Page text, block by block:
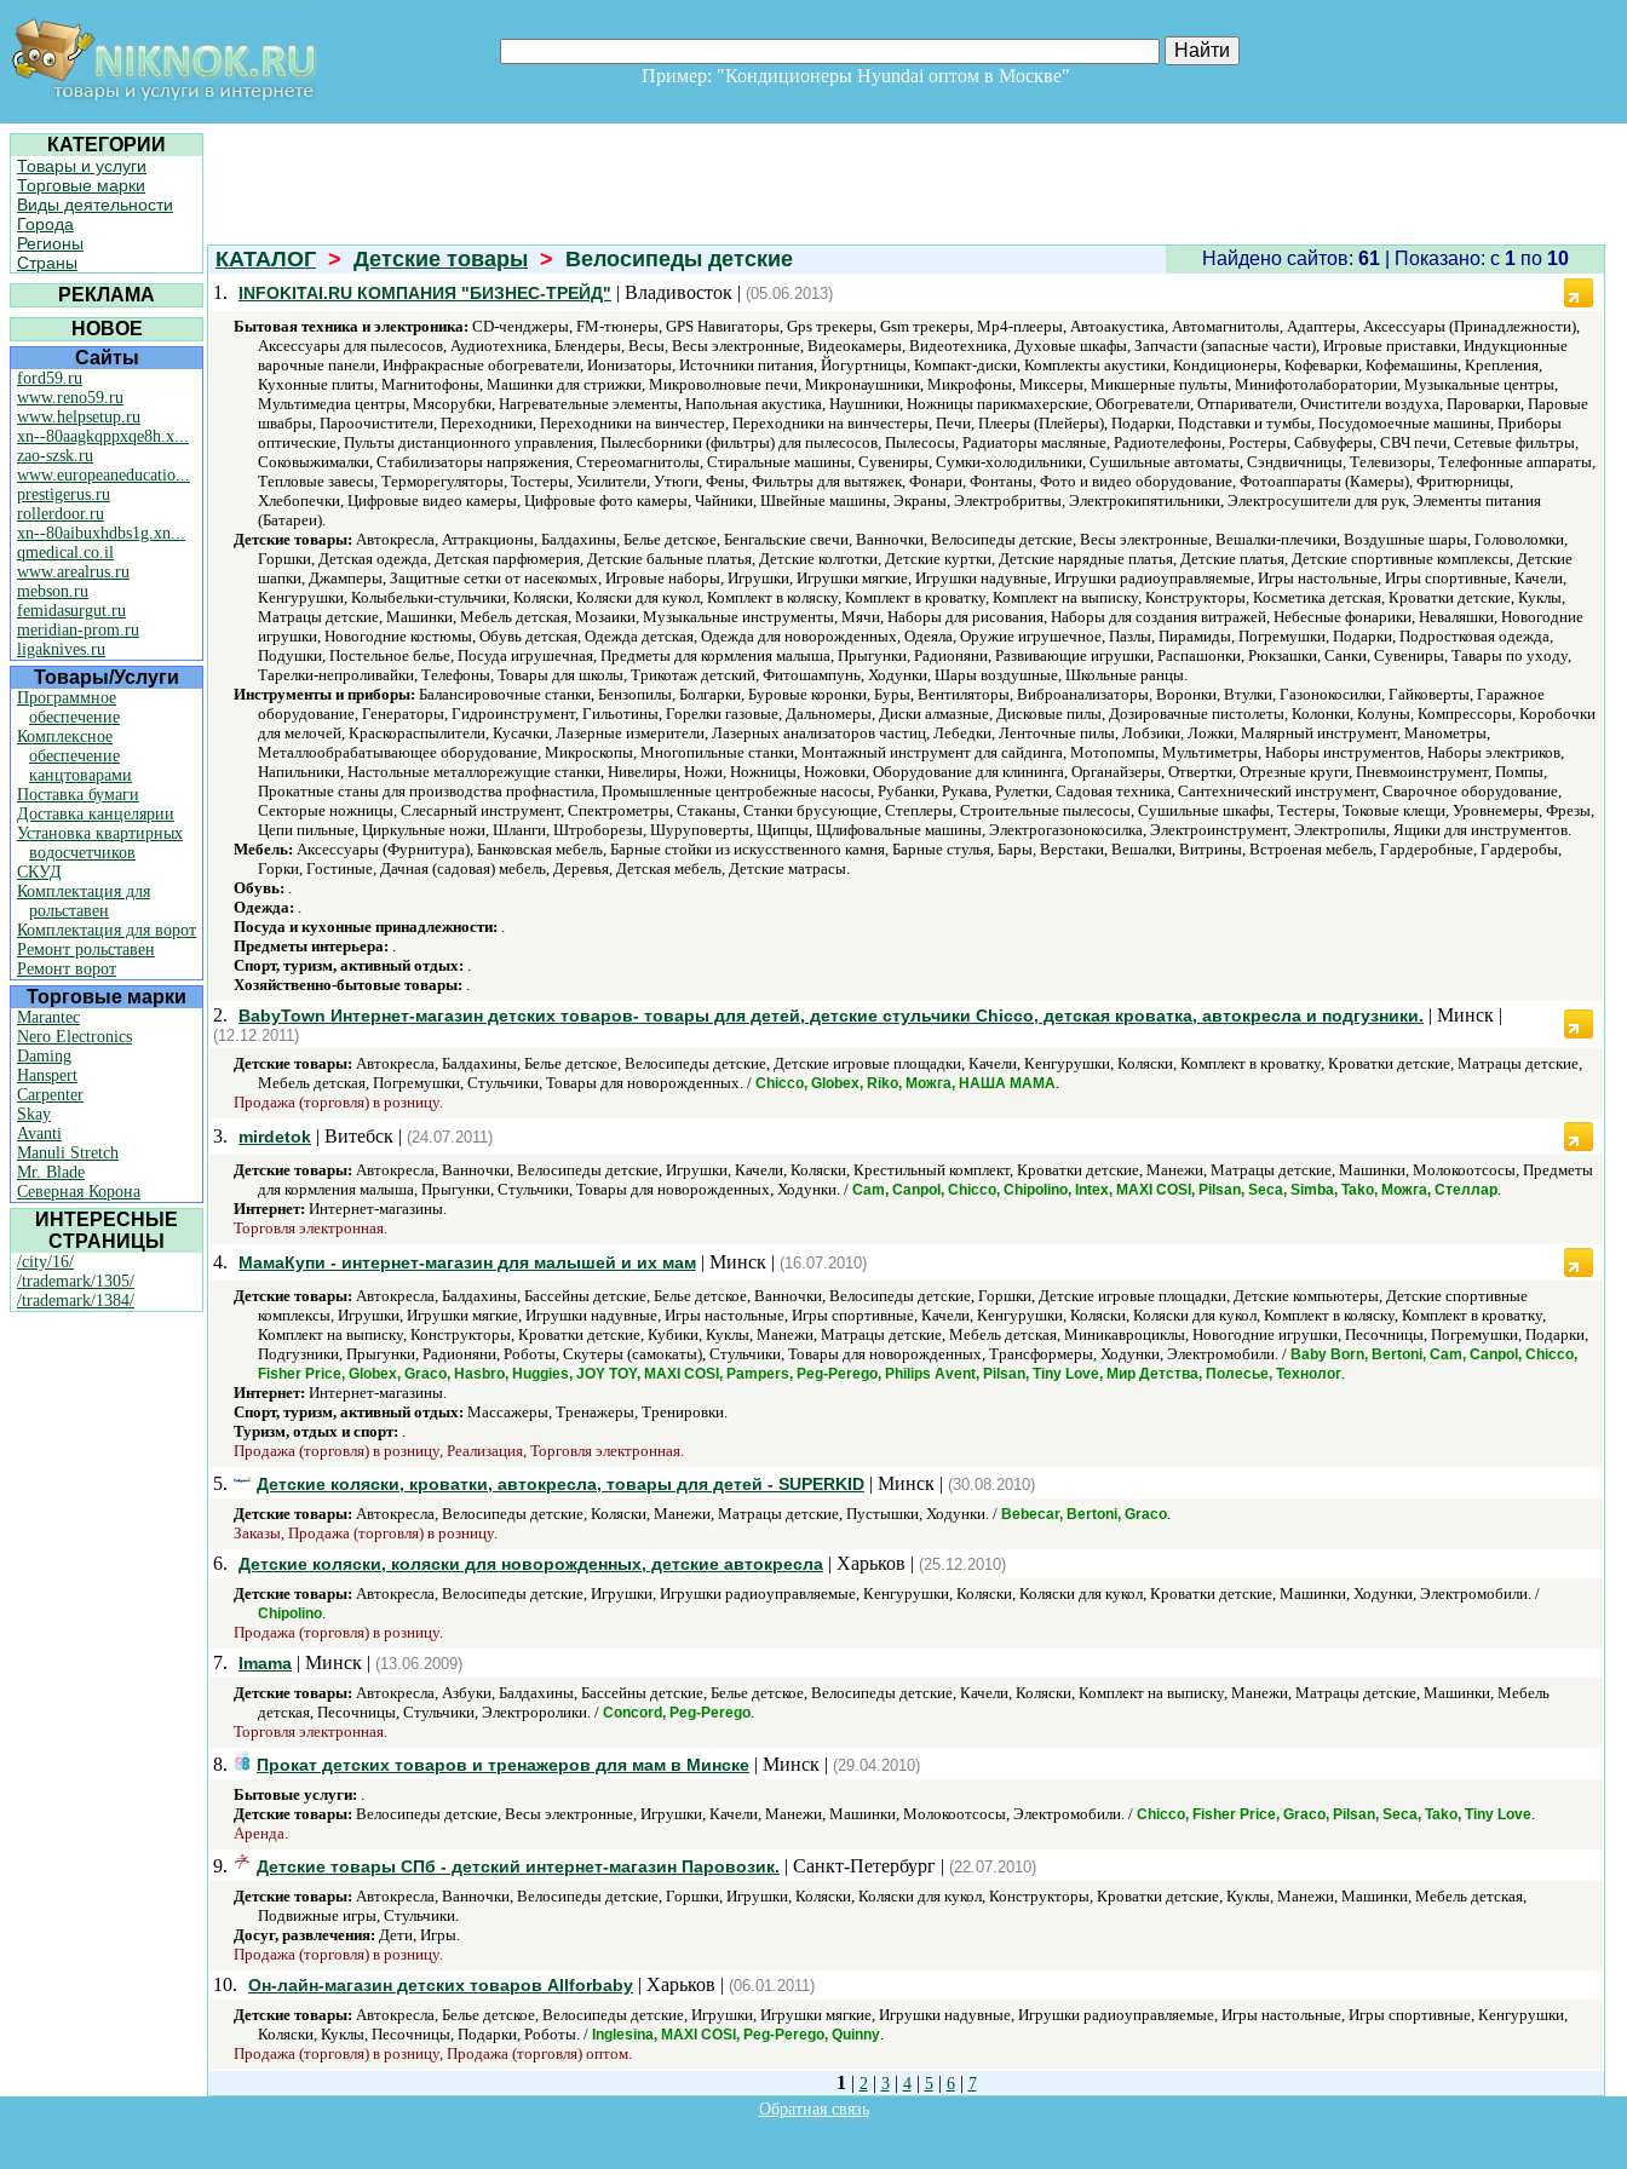
Пример: "Кондиционеры Hyundai оптом в Москве"
КАТЕГОРИИ
Товары и услуги
Торговые марки
Виды деятельности
Города
Регионы
Страны
РЕКЛАМА
НОВОЕ
Сайты
ford59.ru
www.reno59.ru
www.helpsetup.ru
xn--80aagkqppxqe8h.x...
zao-szsk.ru
www.europeaneducatio...
prestigerus.ru
rollerdoor.ru
xn--80aibuxhdbs1g.xn...
qmedical.co.il
www.arealrus.ru
mebson.ru
femidasurgut.ru
meridian-prom.ru
ligaknives.ru
Товары/Услуги
Программное
обеспечение
Комплексное
обеспечение
канцтоварами
Поставка бумаги
Доставка канцелярии
Установка квартирных
водосчетчиков
СКУД
Комплектация для
рольставен
Комплектация для ворот
Ремонт рольставен
Ремонт ворот
Торговые марки
Marantec
Nero Electronics
Daming
Hanspert
Carpenter
Skay
Avanti
Manuli Stretch
Mr. Blade
Северная Корона
ИНТЕРЕСНЫЕ
СТРАНИЦЫ
/city/16/
/trademark/1305/
/trademark/1384/
КАТАЛОГ > Детские товары > Велосипеды детские Найдено сайтов: 61| Показано: c 1по 10
1.
INFOKITAI.RU КОМПАНИЯ "БИЗНЕС-ТРЕЙД" | Владивосток | (05.06.2013)
Бытовая техника и электроника: CD-ченджеры, FM-тюнеры, GPS Навигаторы, Gps трекеры, Gsm трекеры, Mp4-плееры, Автоакустика, Автомагнитолы, Адаптеры, Аксессуары (Принадлежности),
Аксессуары для пылесосов, Аудиотехника, Блендеры, Весы, Весы электронные, Видеокамеры, Видеотехника, Духовые шкафы, Запчасти (запасные части), Игровые приставки, Индукционные
варочные панели, Инфракрасные обогреватели, Ионизаторы, Источники питания, Йогуртницы, Компакт-диски, Комплекты акустики, Кондиционеры, Кофеварки, Кофемашины, Крепления,
Кухонные плиты, Магнитофоны, Машинки для стрижки, Микроволновые печи, Микронаушники, Микрофоны, Миксеры, Микшерные пульты, Минифотолаборатории, Музыкальные центры,
Мультимедиа центры, Мясорубки, Нагревательные элементы, Напольная акустика, Наушники, Ножницы парикмахерские, Обогреватели, Отпариватели, Очистители воздуха, Пароварки, Паровые
швабры, Пароочистители, Переходники, Переходники на винчестер, Переходники на винчестеры, Печи, Плееры (Плейеры), Подарки, Подставки и тумбы, Посудомоечные машины, Приборы
оптические, Пульты дистанционного управления, Пылесборники (фильтры) для пылесосов, Пылесосы, Радиаторы масляные, Радиотелефоны, Ростеры, Сабвуферы, СВЧ печи, Сетевые фильтры,
Соковыжималки, Стабилизаторы напряжения, Стереомагнитолы, Стиральные машины, Сувениры, Сумки-холодильники, Сушильные автоматы, Сэндвичницы, Телевизоры, Телефонные аппараты,
Тепловые завесы, Терморегуляторы, Тостеры, Усилители, Утюги, Фены, Фильтры для вытяжек, Фонари, Фонтаны, Фото и видео оборудование, Фотоаппараты (Камеры), Фритюрницы,
Хлебопечки, Цифровые видео камеры, Цифровые фото камеры, Чайники, Швейные машины, Экраны, Электробритвы, Электрокипятильники, Электросушители для рук, Элементы питания
(Батареи).
Детские товары: Автокресла, Аттракционы, Балдахины, Белье детское, Бенгальские свечи, Ванночки, Велосипеды детские, Весы электронные, Вешалки-плечики, Воздушные шары, Головоломки,
Горшки, Детская одежда, Детская парфюмерия, Детские бальные платья, Детские колготки, Детские куртки, Детские нарядные платья, Детские платья, Детские спортивные комплексы, Детские
шапки, Джамперы, Защитные сетки от насекомых, Игровые наборы, Игрушки, Игрушки мягкие, Игрушки надувные, Игрушки радиоуправляемые, Игры настольные, Игры спортивные, Качели,
Кенгурушки, Колыбельки-стульчики, Коляски, Коляски для кукол, Комплект в коляску, Комплект в кроватку, Комплект на выписку, Конструкторы, Косметика детская, Кроватки детские, Куклы,
Матрацы детские, Машинки, Мебель детская, Мозаики, Музыкальные инструменты, Мячи, Наборы для рисования, Наборы для создания витражей, Небесные фонарики, Неваляшки, Новогодние
игрушки, Новогодние костюмы, Обувь детская, Одежда детская, Одежда для новорожденных, Одеяла, Оружие игрушечное, Пазлы, Пирамиды, Погремушки, Подарки, Подростковая одежда,
Подушки, Постельное белье, Посуда игрушечная, Предметы для кормления малыша, Прыгунки, Радионяни, Развивающие игрушки, Распашонки, Рюкзашки, Санки, Сувениры, Тавары по уходу,
Тарелки-непроливайки, Телефоны, Товары для школы, Трикотаж детский, Фитошампунь, Ходунки, Шары воздушные, Школьные ранцы.
Инструменты и приборы: Балансировочные станки, Бензопилы, Болгарки, Буровые коронки, Буры, Вентиляторы, Виброанализаторы, Воронки, Втулки, Газонокосилки, Гайковерты, Гаражное
оборудование, Генераторы, Гидроинструмент, Гильотины, Горелки газовые, Дальномеры, Диски алмазные, Дисковые пилы, Дозировачные пистолеты, Колонки, Колуны, Компрессоры, Коробочки
для мелочей, Краскораспылители, Кусачки, Лазерные измерители, Лазерных анализаторов частиц, Лебедки, Ленточные пилы, Лобзики, Ложки, Малярный инструмент, Манометры,
Металлообрабатывающее оборудование, Микроскопы, Многопильные станки, Монтажный инструмент для сайдинга, Мотопомпы, Мультиметры, Наборы инструментов, Наборы электриков,
Напильники, Настольные металлорежущие станки, Нивелиры, Ножи, Ножницы, Ножовки, Оборудование для клининга, Органайзеры, Отвертки, Отрезные круги, Пневмоинструмент, Помпы,
Прокатные станы для производства профнастила, Промышленные центробежные насосы, Рубанки, Рукава, Рулетки, Садовая техника, Сантехнический инструмент, Сварочное оборудование,
Секторые ножницы, Слесарный инструмент, Спектрометры, Стаканы, Станки брусующие, Степлеры, Строительные пылесосы, Сушильные шкафы, Тестеры, Токовые клещи, Уровнемеры, Фрезы,
Цепи пильные, Циркульные ножи, Шланги, Штроборезы, Шуруповерты, Щипцы, Щлифовальные машины, Электрогазонокосилка, Электроинструмент, Электропилы, Ящики для инструментов.
Мебель: Аксессуары (Фурнитура), Банковская мебель, Барные стойки из искусственного камня, Барные стулья, Бары, Верстаки, Вешалки, Витрины, Встроеная мебель, Гардеробные, Гардеробы,
Горки, Гостиные, Дачная (садовая) мебель, Деревья, Детская мебель, Детские матрасы.
Обувь: .
Одежда: .
Посуда и кухонные принадлежности: .
Предметы интерьера: .
Спорт, туризм, активный отдых: .
Хозяйственно-бытовые товары: .
2. BabyTown Интернет-магазин детских товаров- товары для детей, детские стульчики Chicco, детская кроватка, автокресла и подгузники. | Минск |
(12.12.2011)
Детские товары: Автокресла, Балдахины, Белье детское, Велосипеды детские, Детские игровые площадки, Качели, Кенгурушки, Коляски, Комплект в кроватку, Кроватки детские, Матрацы детские,
Мебель детская, Погремушки, Стульчики, Товары для новорожденных. / Chicco, Globex, Riko, Можга, НАША МАМА.
Продажа (торговля) в розницу.
3. mirdetok | Витебск | (24.07.2011)
Детские товары: Автокресла, Ванночки, Велосипеды детские, Игрушки, Качели, Коляски, Крестильный комплект, Кроватки детские, Манежи, Матрацы детские, Машинки, Молокоотсосы, Предметы
для кормления малыша, Прыгунки, Стульчики, Товары для новорожденных, Ходунки. / Cam, Canpol, Chicco, Chipolino, Intex, MAXI COSI, Pilsan, Seca, Simba, Tako, Можга, Стеллар.
Интернет: Интернет-магазины.
Торговля электронная.
4. МамаКупи - интернет-магазин для малышей и их мам | Минск | (16.07.2010)
Детские товары: Автокресла, Балдахины, Бассейны детские, Белье детское, Ванночки, Велосипеды детские, Горшки, Детские игровые площадки, Детские компьютеры, Детские спортивные
комплексы, Игрушки, Игрушки мягкие, Игрушки надувные, Игры настольные, Игры спортивные, Качели, Кенгурушки, Коляски, Коляски для кукол, Комплект в коляску, Комплект в кроватку,
Комплект на выписку, Конструкторы, Кроватки детские, Кубики, Куклы, Манежи, Матрацы детские, Мебель детская, Миникавроциклы, Новогодние игрушки, Песочницы, Погремушки, Подарки,
Подгузники, Прыгунки, Радионяни, Роботы, Скутеры (самокаты), Стульчики, Товары для новорожденных, Трансформеры, Ходунки, Электромобили. / Baby Born, Bertoni, Cam, Canpol, Chicco,
Fisher Price, Globex, Graco, Hasbro, Huggies, JOY TOY, MAXI COSI, Pampers, Peg-Perego, Philips Avent, Pilsan, Tiny Love, Мир Детства, Полесье, Технолог.
Интернет: Интернет-магазины.
Спорт, туризм, активный отдых: Массажеры, Тренажеры, Тренировки.
Туризм, отдых и спорт: .
Продажа (торговля) в розницу, Реализация, Торговля электронная.
5. Детские коляски, кроватки, автокресла, товары для детей - SUPERKID | Минск | (30.08.2010)
Детские товары: Автокресла, Велосипеды детские, Коляски, Манежи, Матрацы детские, Пустышки, Ходунки. / Bebecar, Bertoni, Graco.
Заказы, Продажа (торговля) в розницу.
6. Детские коляски, коляски для новорожденных, детские автокресла | Харьков | (25.12.2010)
Детские товары: Автокресла, Велосипеды детские, Игрушки, Игрушки радиоуправляемые, Кенгурушки, Коляски, Коляски для кукол, Кроватки детские, Машинки, Ходунки, Электромобили. /
Chipolino.
Продажа (торговля) в розницу.
7. Imama | Минск | (13.06.2009)
Детские товары: Автокресла, Азбуки, Балдахины, Бассейны детские, Белье детское, Велосипеды детские, Качели, Коляски, Комплект на выписку, Манежи, Матрацы детские, Машинки, Мебель
детская, Песочницы, Стульчики, Электроролики. / Concord, Peg-Perego.
Торговля электронная.
8. Прокат детских товаров и тренажеров для мам в Минске | Минск | (29.04.2010)
Бытовые услуги: .
Детские товары: Велосипеды детские, Весы электронные, Игрушки, Качели, Манежи, Машинки, Молокоотсосы, Электромобили. / Chicco, Fisher Price, Graco, Pilsan, Seca, Tako, Tiny Love.
Аренда.
9. Детские товары СПб - детский интернет-магазин Паровозик. | Санкт-Петербург | (22.07.2010)
Детские товары: Автокресла, Ванночки, Велосипеды детские, Горшки, Игрушки, Коляски, Коляски для кукол, Конструкторы, Кроватки детские, Куклы, Манежи, Машинки, Мебель детская,
Подвижные игры, Стульчики.
Досуг, развлечения: Дети, Игры.
Продажа (торговля) в розницу.
10. Он-лайн-магазин детских товаров Allforbaby | Харьков | (06.01.2011)
Детские товары: Автокресла, Белье детское, Велосипеды детские, Игрушки, Игрушки мягкие, Игрушки надувные, Игрушки радиоуправляемые, Игры настольные, Игры спортивные, Кенгурушки,
Коляски, Куклы, Песочницы, Подарки, Роботы. / Inglesina, MAXI COSI, Peg-Perego, Quinny.
Продажа (торговля) в розницу, Продажа (торговля) оптом.
1 | 2 | 3| 4| 5| 6| 7
Обратная связь